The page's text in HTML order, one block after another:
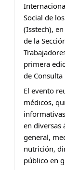
Social de
(Isstech),
de la
primera
de Consulta
El evento
médicos,
en diversas
general,
nutrición,
público en